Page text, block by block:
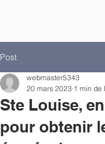
Post
Ste Louise,
pour obtenir
webmaster5343
20 mars 2023 1 min de